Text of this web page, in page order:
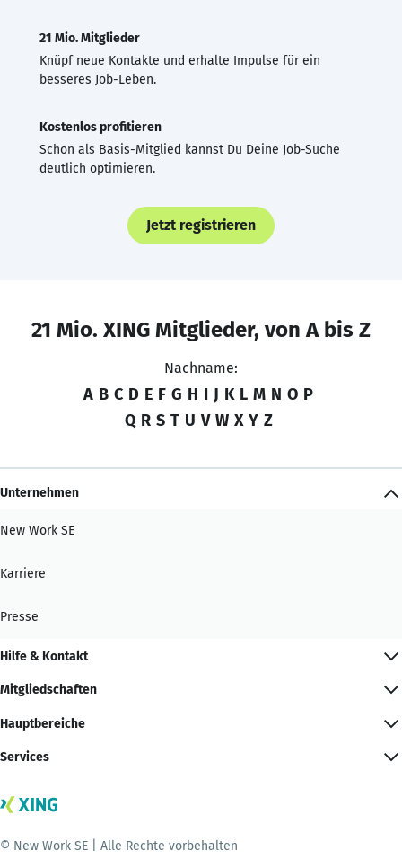
21 Mio. Mitglieder
Knüpf neue Kontakte und erhalte Impulse für ein
besseres Job-Leben.
Kostenlos profitieren
Schon als Basis-Mitglied kannst Du Deine Job-Suche
deutlich optimieren.
Jetzt registrieren
21 Mio. XING Mitglieder, von A bis Z
Nachname:
A B C D E F G H I J K L M N O P
Q R S T U V W X Y Z
Unternehmen
New Work SE
Karriere
Presse
Hilfe & Kontakt
Mitgliedschaften
Hauptbereiche
Services
© New Work SE | Alle Rechte vorbehalten